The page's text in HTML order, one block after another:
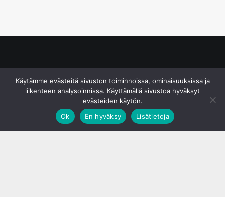
Käytämme evästeitä sivuston toiminnoissa, ominaisuuksissa ja
liikenteen analysoinnissa. Käyttämällä sivustoa hyväksyt
evästeiden käytön.
Ok
En hyväksy Lisätietoja